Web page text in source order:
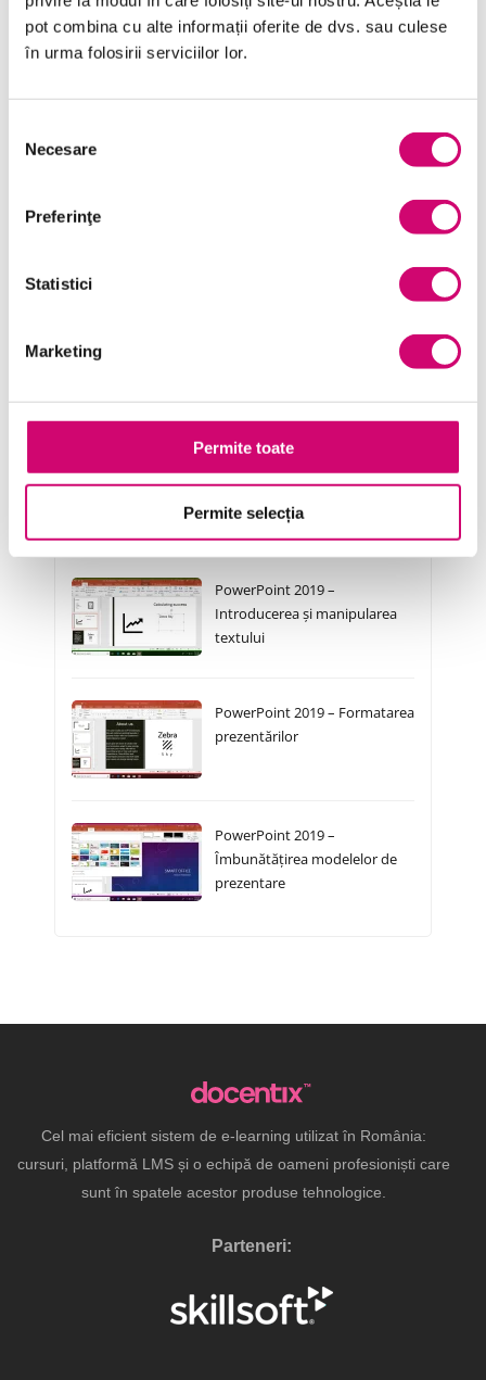
pot combina cu alte informații oferite de dvs. sau culese
în urma folosirii serviciilor lor.
consimțământului
Necesare
Preferinţe
Statistici
Marketing
Permite toate
Permite selecția
Finanțe
Limba Engleză
Project Management
Transformare Digitală
Cursuri Similare
PowerPoint 2019 –
Introducerea și manipularea
textului
PowerPoint 2019 – Formatarea
prezentărilor
PowerPoint 2019 –
Îmbunătățirea modelelor de
prezentare
Cel mai eficient sistem de e-learning utilizat în România:
cursuri, platformă LMS și o echipă de oameni profesioniști care
sunt în spatele acestor produse tehnologice.
Parteneri: